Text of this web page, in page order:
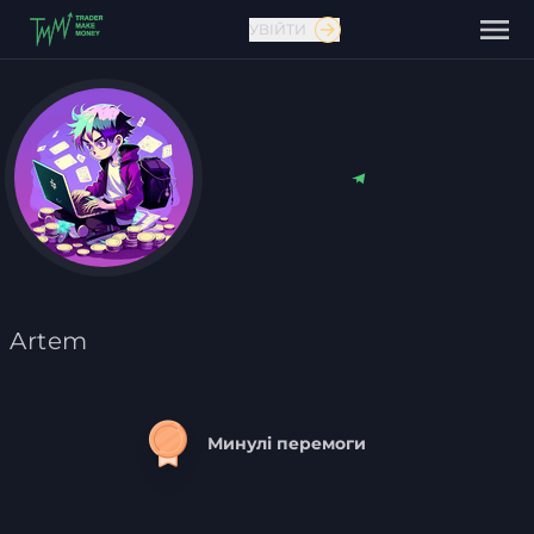
Зв'язатися з нами
УВІЙТИ
Artem
Минулі перемоги